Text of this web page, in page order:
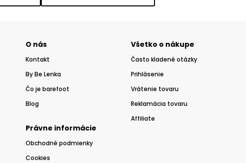
O nás
Kontakt
By Be Lenka
Čo je barefoot
Blog
Všetko o nákupe
Často kladené otázky
Prihlásenie
Vrátenie tovaru
Reklamácia tovaru
Affiliate
Právne informácie
Obchodné podmienky
Cookies